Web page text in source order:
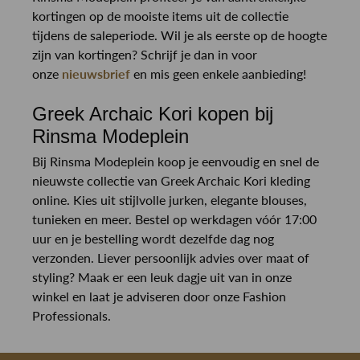
kortingen op de mooiste items uit de collectie
tijdens de saleperiode. Wil je als eerste op de hoogte
zijn van kortingen? Schrijf je dan in voor
onze nieuwsbrief en mis geen enkele aanbieding!​
Greek Archaic Kori kopen bij
Rinsma Modeplein
Bij Rinsma Modeplein koop je eenvoudig en snel de
nieuwste collectie van Greek Archaic Kori kleding
online. Kies uit stijlvolle jurken, elegante blouses,
tunieken en meer. Bestel op werkdagen vóór 17:00
uur en je bestelling wordt dezelfde dag nog
verzonden. Liever persoonlijk advies over maat of
styling? Maak er een leuk dagje uit van in onze
winkel en laat je adviseren door onze Fashion
Professionals.